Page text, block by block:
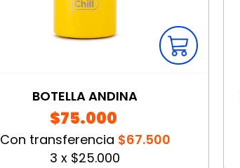
BOTELLA ANDINA
$75.000
Con transferencia $67.500
3 x $25.000